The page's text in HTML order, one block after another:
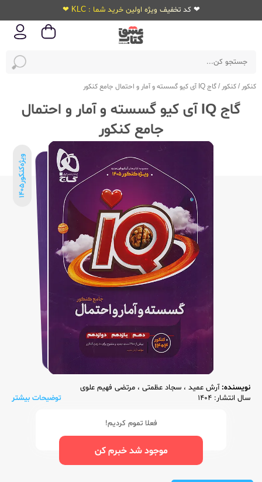
❤ کد تخفیف ویژه اولین خرید شما : KLC ❤
کنکور /کنکور /گاج IQ آی کیو گسسته و آمار و احتمال جامع کنکور
گاج IQ آی کیو گسسته و آمار و احتمال
جامع کنکور
ویژه‌کنکور
1405
نویسنده: آرش عمید ، سجاد عظمتی ، مرتضی فهیم علوی
سال انتشار: 1404
توضیحات بیشتر
فعلا تموم کردیم!
موجود شد خبرم کن